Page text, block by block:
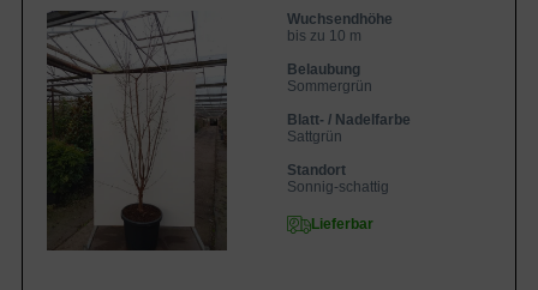
Wuchsendhöhe
bis zu 10 m
Belaubung
Sommergrün
Blatt- / Nadelfarbe
Sattgrün
Standort
Sonnig-schattig
Lieferbar